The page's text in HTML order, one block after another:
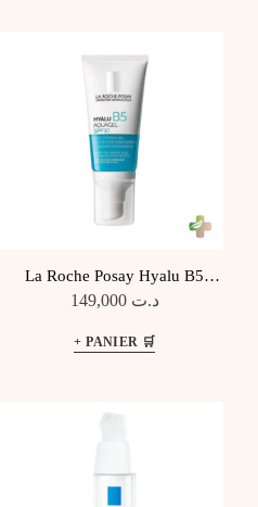
La Roche Posay Hyalu B5
Aqua Gel Spf30 50Ml
د.ت 149,000